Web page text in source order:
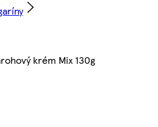
krém Mix 130g